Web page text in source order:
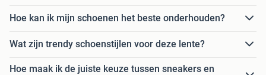
Hoe kan ik mijn schoenen het beste onderhouden?
Wat zijn trendy schoenstijlen voor deze lente?
Hoe maak ik de juiste keuze tussen sneakers en